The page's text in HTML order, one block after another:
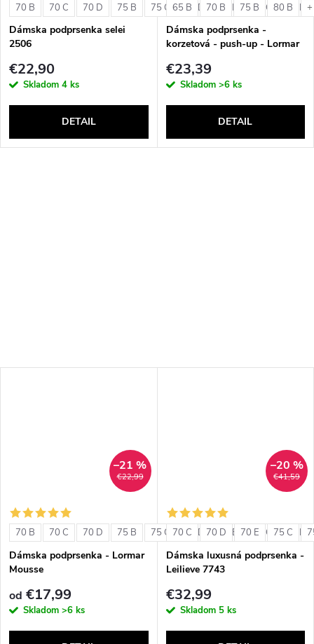
70 B 70 C 70 D 75 B 75 C 75 D 80 B 80 C 80 D
Dámska podprsenka selei
2506
€22,90
Skladom 4 ks
DETAIL
65 B 70 B 75 B 80 B
Dámska podprsenka -
korzetová - push-up - Lormar
€23,39
Skladom >6 ks
DETAIL
€22,99
–21 %
70 B 70 C 70 D 75 B 75 C 75 D 80 B 80 C 80 D
Dámska podprsenka - Lormar
Mousse
od €17,99
Skladom >6 ks
€41,59
–20 %
70 C 70 D 70 E 75 C
Dámska luxusná podprsenka -
Leilieve 7743
€32,99
Skladom 5 ks